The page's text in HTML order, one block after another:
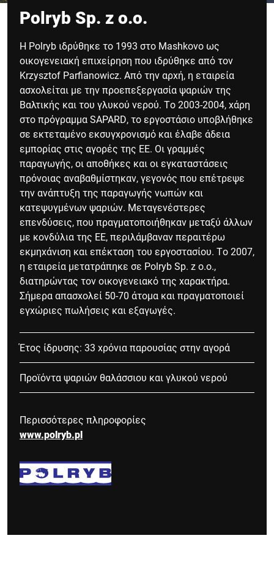
Polryb Sp. z o.o.
Η Polryb ιδρύθηκε το 1993 στο Mashkovo ως
οικογενειακή επιχείρηση που ιδρύθηκε από τον
Krzysztof Parfianowicz. Από την αρχή, η εταιρεία
ασχολείται με την προεπεξεργασία ψαριών της
Βαλτικής και του γλυκού νερού. Το 2003-2004, χάρη
στο πρόγραμμα SAPARD, το εργοστάσιο υποβλήθηκε
σε εκτεταμένο εκσυγχρονισμό και έλαβε άδεια
εμπορίας στις αγορές της ΕΕ. Οι γραμμές
παραγωγής, οι αποθήκες και οι εγκαταστάσεις
πρόνοιας αναβαθμίστηκαν, γεγονός που επέτρεψε
την ανάπτυξη της παραγωγής νωπών και
κατεψυγμένων ψαριών. Μεταγενέστερες
επενδύσεις, που πραγματοποιήθηκαν μεταξύ άλλων
με κονδύλια της ΕΕ, περιλάμβαναν περαιτέρω
εκμηχάνιση και επέκταση του εργοστασίου. Το 2007,
η εταιρεία μετατράπηκε σε Polryb Sp. z o.o.,
διατηρώντας τον οικογενειακό της χαρακτήρα.
Σήμερα απασχολεί 50-70 άτομα και πραγματοποιεί
εγχώριες πωλήσεις και εξαγωγές.
Έτος ίδρυσης: 33 χρόνια παρουσίας στην αγορά
Προϊόντα ψαριών θαλάσσιου και γλυκού νερού
Περισσότερες πληροφορίες
www.polryb.pl